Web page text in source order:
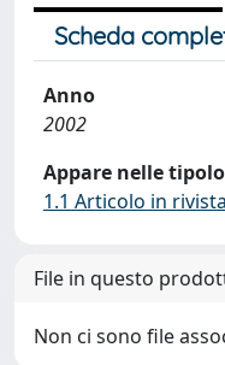
Scheda
Anno
2002
Appare nelle
1.1 Articolo in rivista
File in questo
Non ci sono file